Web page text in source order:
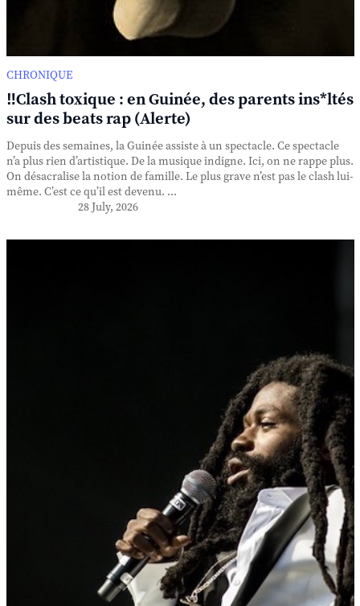
CHRONIQUE
‼️Clash toxique : en Guinée, des parents ins*ltés
sur des beats rap (Alerte)
Depuis des semaines, la Guinée assiste à un spectacle. Ce spectacle
n’a plus rien d’artistique. De la musique indigne. Ici, on ne rappe plus.
On désacralise la notion de famille. Le plus grave n’est pas le clash lui-
même. C’est ce qu’il est devenu. ...
28 July, 2026